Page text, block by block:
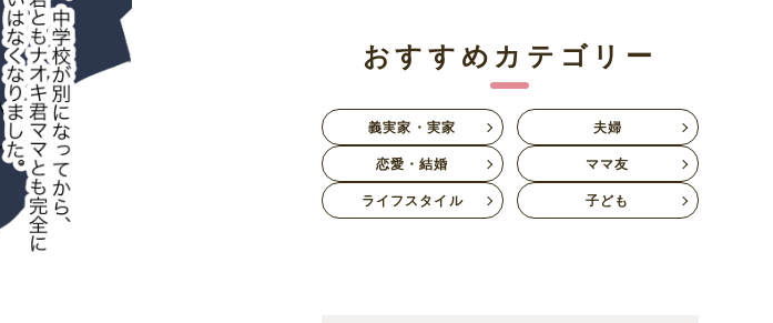
おすすめカテゴリー
義実家・実家
夫婦
恋愛・結婚
ママ友
ライフスタイル
子ども